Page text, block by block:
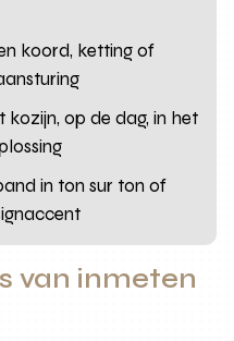
koord, ketting of
kozijn, op de dag, in het
in ton sur ton of
van inmeten